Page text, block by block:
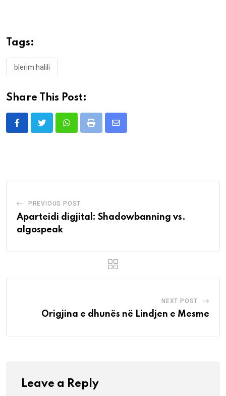
Tags:
blerim halili
Share This Post:
WhatsappPrint
Share
PREVIOUS POST
Aparteidi digjital: Shadowbanning vs.
algospeak
NEXT POST
Origjina e dhunës në Lindjen e Mesme
Leave a Reply